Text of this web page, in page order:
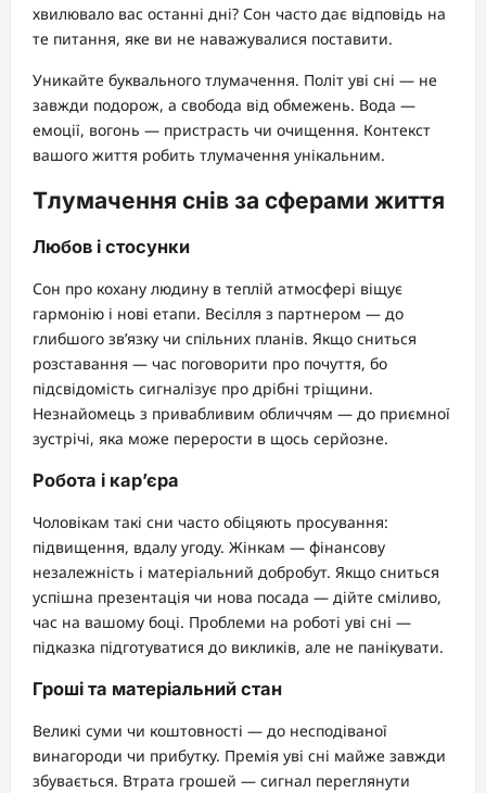
хвилювало вас останні дні? Сон часто дає відповідь на
те питання, яке ви не наважувалися поставити.
Уникайте буквального тлумачення. Політ уві сні — не
завжди подорож, а свобода від обмежень. Вода —
емоції, вогонь — пристрасть чи очищення. Контекст
вашого життя робить тлумачення унікальним.
Тлумачення снів за сферами життя
Любов і стосунки
Сон про кохану людину в теплій атмосфері віщує
гармонію і нові етапи. Весілля з партнером — до
глибшого зв’язку чи спільних планів. Якщо сниться
розставання — час поговорити про почуття, бо
підсвідомість сигналізує про дрібні тріщини.
Незнайомець з привабливим обличчям — до приємної
зустрічі, яка може перерости в щось серйозне.
Робота і кар’єра
Чоловікам такі сни часто обіцяють просування:
підвищення, вдалу угоду. Жінкам — фінансову
незалежність і матеріальний добробут. Якщо сниться
успішна презентація чи нова посада — дійте сміливо,
час на вашому боці. Проблеми на роботі уві сні —
підказка підготуватися до викликів, але не панікувати.
Гроші та матеріальний стан
Великі суми чи коштовності — до несподіваної
винагороди чи прибутку. Премія уві сні майже завжди
збувається. Втрата грошей — сигнал переглянути